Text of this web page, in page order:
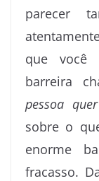
parecer
que você
barreira
pessoa
sobre o
enorme
fracasso.